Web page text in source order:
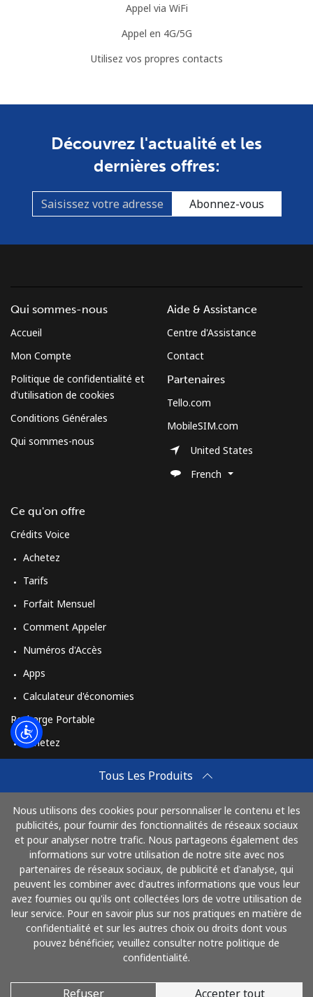
Appel via WiFi
Appel en 4G/5G
Utilisez vos propres contacts
Découvrez l'actualité et les
dernières offres:
Abonnez-vous
Tous Les Produits
Nous utilisons des cookies pour personnaliser le contenu et les
publicités, pour fournir des fonctionnalités de réseaux sociaux
et pour analyser notre trafic. Nous partageons également des
informations sur votre utilisation de notre site avec nos
partenaires de réseaux sociaux, de publicité et d'analyse, qui
peuvent les combiner avec d'autres informations que vous leur
avez fournies ou qu'ils ont collectées lors de votre utilisation de
leur service. Pour en savoir plus sur nos pratiques en matière de
confidentialité et sur les autres choix ou droits dont vous
pouvez bénéficier, veuillez consulter notre politique de
confidentialité.
Refuser Accepter tout
Qui sommes-nous
Accueil
Mon Compte
Politique de confidentialité et
d'utilisation de cookies
Conditions Générales
Qui sommes-nous
Ce qu'on offre
Crédits Voice
Achetez
Tarifs
Forfait Mensuel
Comment Appeler
Numéros d'Accès
Apps
Calculateur d'économies
Recharge Portable
Achetez
Achetez
Mode de fonctionnement
Aide & Assistance
Centre d'Assistance
Contact
Partenaires
Tello.com
MobileSIM.com
United States
French
Payez avec